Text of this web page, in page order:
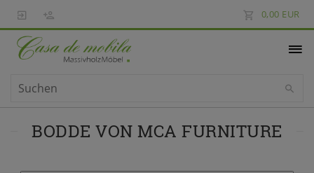
0,00 EUR
BODDE VON MCA FURNITURE